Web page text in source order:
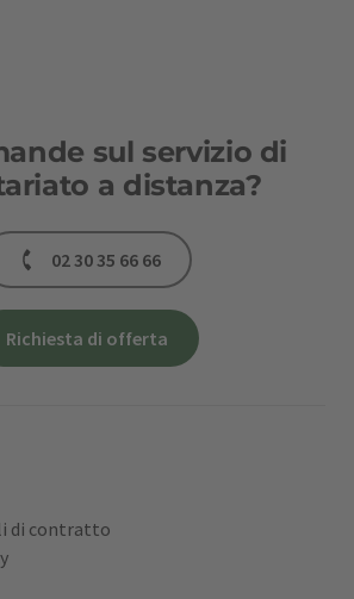
sul servizio di
a distanza?
02 30 35 66 66
Richiesta di offerta
di contratto